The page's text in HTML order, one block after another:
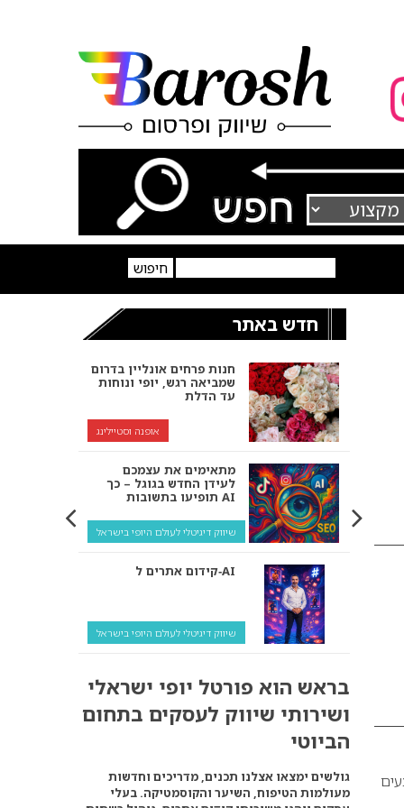
חדש באתר
חנות פרחים אונליין בדרום
שמביאה רגש, יופי ונוחות
עד הדלת
אופנה וסטיילינג
מתאימים את עצמכם
לעידן החדש בגוגל – כך
תופיעו בתשובות AI
שיווק דיגיטלי לעולם היופי בישראל
קידום אתרים ל‑AI
שיווק דיגיטלי לעולם היופי בישראל
ולמה העסק שלך צריך
להתאים את עצמו אליהם?
קידום ל‑AI לעומת קידום
רגיל: איפה הכסף נמצא
באמת?
בראש הוא פורטל יופי ישראלי
ושירותי שיווק לעסקים בתחום
הביוטי
גולשים ימצאו אצלנו תכנים, מדריכים וחדשות
מעולמות הטיפוח, השיער והקוסמטיקה. בעלי